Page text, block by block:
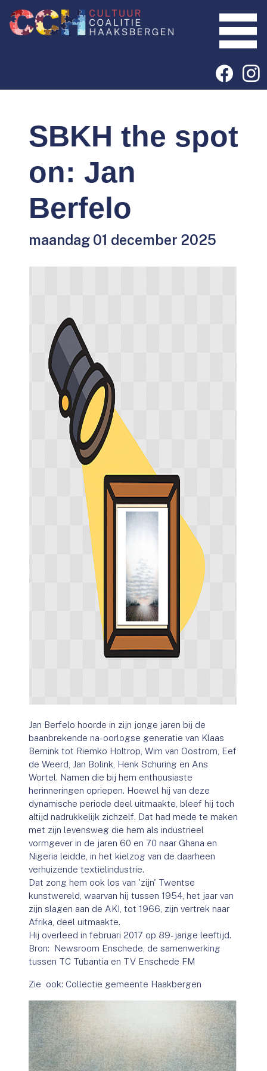
SBKH the spot
on: Jan
Berfelo
maandag 01 december 2025
Jan Berfelo hoorde in zijn jonge jaren bij de
baanbrekende na-oorlogse generatie van Klaas
Bernink tot Riemko Holtrop, Wim van Oostrom, Eef
de Weerd, Jan Bolink, Henk Schuring en Ans
Wortel. Namen die bij hem enthousiaste
herinneringen opriepen. Hoewel hij van deze
dynamische periode deel uitmaakte, bleef hij toch
altijd nadrukkelijk zichzelf. Dat had mede te maken
met zijn levensweg die hem als industrieel
vormgever in de jaren 60 en 70 naar Ghana en
Nigeria leidde, in het kielzog van de daarheen
verhuizende textielindustrie.
Dat zong hem ook los van 'zijn' Twentse
kunstwereld, waarvan hij tussen 1954, het jaar van
zijn slagen aan de AKI, tot 1966, zijn vertrek naar
Afrika, deel uitmaakte.
Hij overleed in februari 2017 op 89- jarige leeftijd.
Bron: Newsroom Enschede, de samenwerking
tussen TC Tubantia en TV Enschede FM
Zie ook: Collectie gemeente Haakbergen